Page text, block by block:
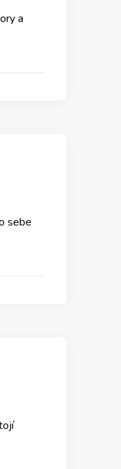
a
sebe